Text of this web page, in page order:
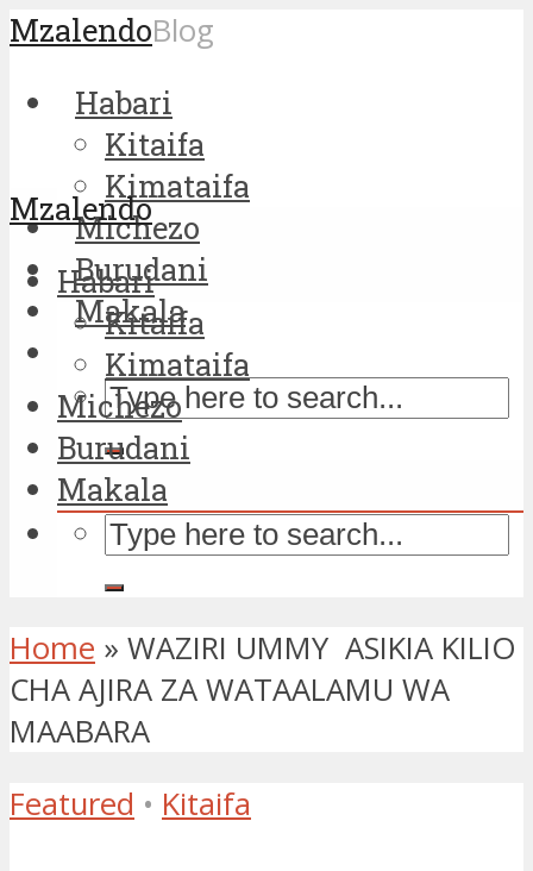
MzalendoBlog
Habari
Kitaifa
Kimataifa
Michezo
Burudani
Makala
Mzalendo
Habari
Kitaifa
Kimataifa
Michezo
Burudani
Makala
Home » WAZIRI UMMY ASIKIA KILIO
CHA AJIRA ZA WATAALAMU WA
MAABARA
Featured • Kitaifa